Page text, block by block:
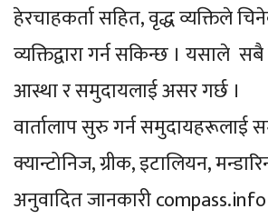
हेरचाहकर्ता सहित, वृद्ध व्यक्तिले
व्यक्तिद्वारा गर्न सकिन्छ । यसाले
आस्था र समुदायलाई असर गर्छ ।
वार्तालाप सुरु गर्न समुदायहरूलाई
क्यान्टोनिज, ग्रीक, इटालियन,
अनुवादित जानकारी